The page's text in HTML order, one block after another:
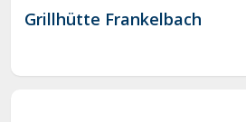
Grillhütte Frankelbach